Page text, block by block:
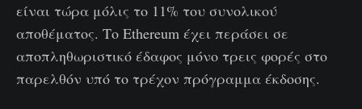
είναι τώρα μόλις το 11% του συνολικού
αποθέματος. Το Ethereum έχει περάσει σε
αποπληθωριστικό έδαφος μόνο τρεις φορές στο
παρελθόν υπό το τρέχον πρόγραμμα έκδοσης.